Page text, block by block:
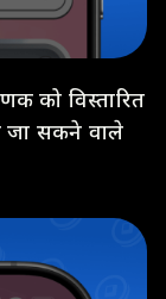
को विस्तारित
जा सकने वाले